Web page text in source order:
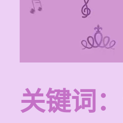
关键词：